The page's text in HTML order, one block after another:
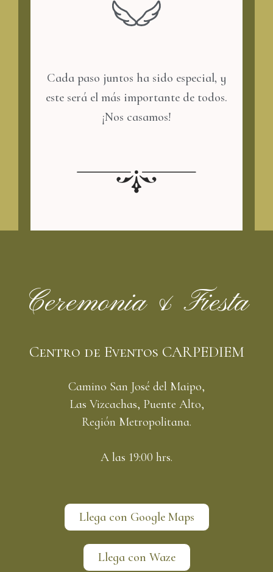
Cada paso juntos ha sido especial, y
este será el más importante de todos.
¡Nos casamos!
Ceremonia & Fiesta
Centro de Eventos CARPEDIEM
Camino San José del Maipo,
Las Vizcachas, Puente Alto,
Región Metropolitana.
A las 19:00 hrs.
Llega con Google Maps
Llega con Waze